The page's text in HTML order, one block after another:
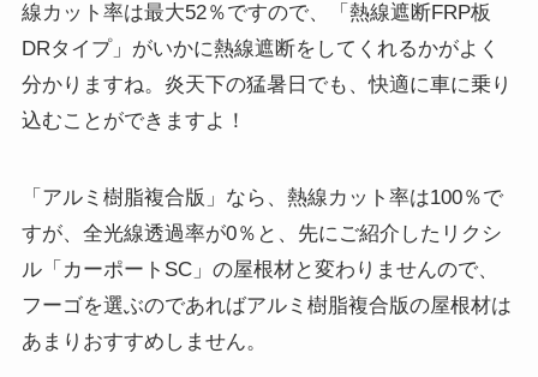
線カット率は最大52％ですので、「熱線遮断FRP板
DRタイプ」がいかに熱線遮断をしてくれるかがよく
分かりますね。炎天下の猛暑日でも、快適に車に乗り
込むことができますよ！
「アルミ樹脂複合版」なら、熱線カット率は100％で
すが、全光線透過率が0％と、先にご紹介したリクシ
ル「カーポートSC」の屋根材と変わりませんので、
フーゴを選ぶのであればアルミ樹脂複合版の屋根材は
あまりおすすめしません。